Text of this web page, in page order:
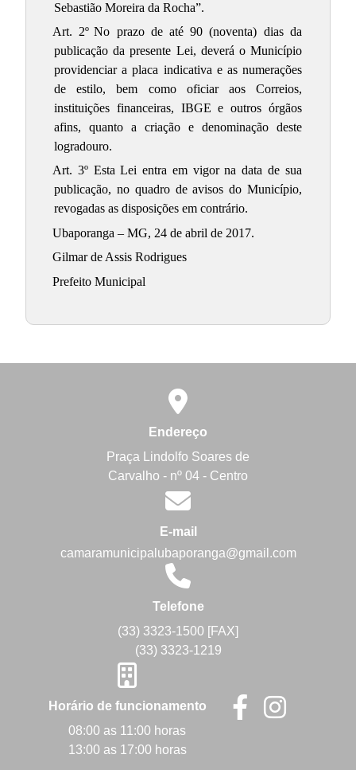
Sebastião Moreira da Rocha”.
Art. 2ºNo prazo de até 90 (noventa) dias da
publicação da presente Lei, deverá o Município
providenciar a placa indicativa e as numerações
de estilo, bem como oficiar aos Correios,
instituições financeiras, IBGE e outros órgãos
afins, quanto a criação e denominação deste
logradouro.
Art. 3º Esta Lei entra em vigor na data de sua
publicação, no quadro de avisos do Município,
revogadas as disposições em contrário.
Ubaporanga – MG, 24 de abril de 2017.
Gilmar de Assis Rodrigues
Prefeito Municipal
Endereço
Praça Lindolfo Soares de
Carvalho - nº 04 - Centro
E-mail
camaramunicipalubaporanga@gmail.com
Telefone
(33) 3323-1500 [FAX]
(33) 3323-1219
Horário de funcionamento
08:00 as 11:00 horas
13:00 as 17:00 horas